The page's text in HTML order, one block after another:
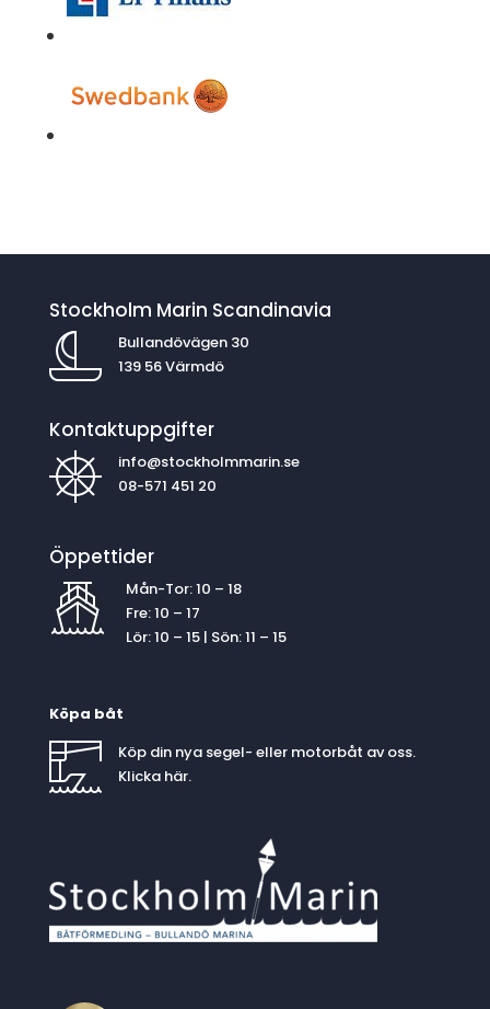
Stockholm Marin Scandinavia
Bullandövägen 30
139 56 Värmdö
Kontaktuppgifter
info@stockholmmarin.se
08-571 451 20
Öppettider
Mån-Tor: 10 – 18
Fre: 10 – 17
Lör: 10 – 15 | Sön: 11 – 15
Köpa båt
Köp din nya segel- eller motorbåt av oss.
Klicka här.